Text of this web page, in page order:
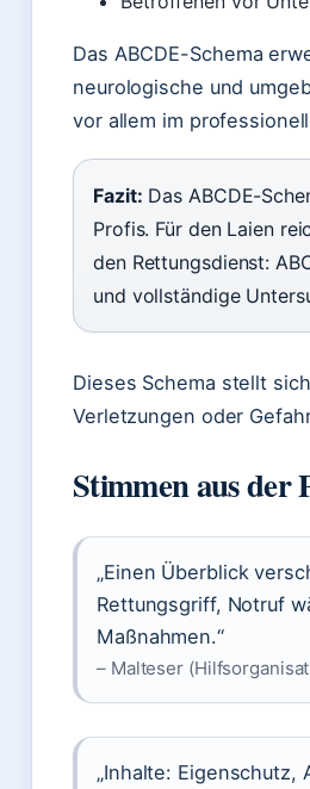
Das ABCDE-Schema
neurologische und
vor allem im
Fazit: Das ABCDE-
Profis. Für den Laien
den Rettungsdienst:
und vollständige
Dieses Schema stellt
Verletzungen oder
Stimmen aus der
„Einen Überblick
Rettungsgriff, Notruf
Maßnahmen.“
– Malteser
„Inhalte: Eigenschutz,